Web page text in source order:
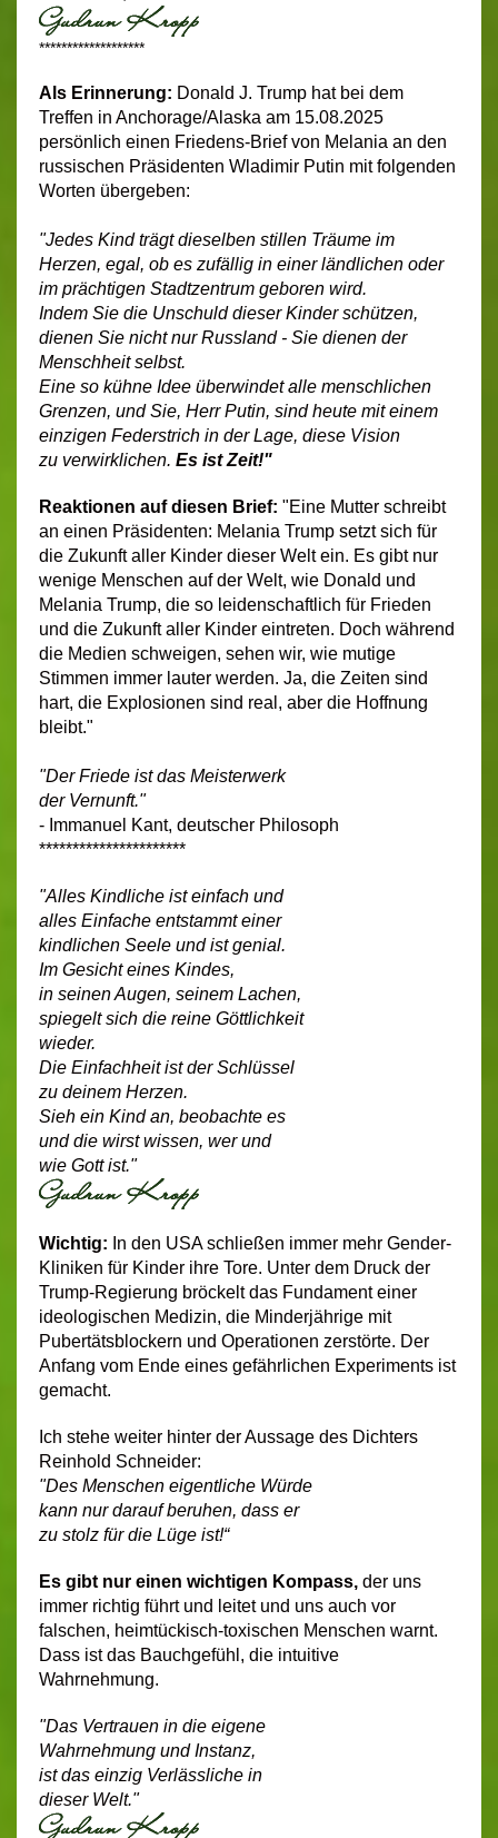
*******************
Als Erinnerung: Donald J. Trump hat bei dem
Treffen in Anchorage/Alaska am 15.08.2025
persönlich einen Friedens-Brief von Melania an den
russischen Präsidenten Wladimir Putin mit folgenden
Worten übergeben:
"Jedes Kind trägt dieselben stillen Träume im
Herzen, egal, ob es zufällig in einer ländlichen oder
im prächtigen Stadtzentrum geboren wird.
Indem Sie die Unschuld dieser Kinder schützen,
dienen Sie nicht nur Russland - Sie dienen der
Menschheit selbst.
Eine so kühne Idee überwindet alle menschlichen
Grenzen, und Sie, Herr Putin, sind heute mit einem
einzigen Federstrich in der Lage, diese Vision
zu verwirklichen. Es ist Zeit!"
Reaktionen auf diesen Brief: "Eine Mutter schreibt
an einen Präsidenten: Melania Trump setzt sich für
die Zukunft aller Kinder dieser Welt ein. Es gibt nur
wenige Menschen auf der Welt, wie Donald und
Melania Trump, die so leidenschaftlich für Frieden
und die Zukunft aller Kinder eintreten. Doch während
die Medien schweigen, sehen wir, wie mutige
Stimmen immer lauter werden. Ja, die Zeiten sind
hart, die Explosionen sind real, aber die Hoffnung
bleibt."
"Der Friede ist das Meisterwerk
der Vernunft."
- Immanuel Kant, deutscher Philosoph
**********************
"Alles Kindliche ist einfach und
alles Einfache entstammt einer
kindlichen Seele und ist genial.
Im Gesicht eines Kindes,
in seinen Augen, seinem Lachen,
spiegelt sich die reine Göttlichkeit
wieder.
Die Einfachheit ist der Schlüssel
zu deinem Herzen.
Sieh ein Kind an, beobachte es
und die wirst wissen, wer und
wie Gott ist."
Wichtig: In den USA schließen immer mehr Gender-
Kliniken für Kinder ihre Tore. Unter dem Druck der
Trump-Regierung bröckelt das Fundament einer
ideologischen Medizin, die Minderjährige mit
Pubertätsblockern und Operationen zerstörte. Der
Anfang vom Ende eines gefährlichen Experiments ist
gemacht.
Ich stehe weiter hinter der Aussage des Dichters
Reinhold Schneider:
"Des Menschen eigentliche Würde
kann nur darauf beruhen, dass er
zu stolz für die Lüge ist!“
Es gibt nur einen wichtigen Kompass, der uns
immer richtig führt und leitet und uns auch vor
falschen, heimtückisch-toxischen Menschen warnt.
Dass ist das Bauchgefühl, die intuitive
Wahrnehmung.
"Das Vertrauen in die eigene
Wahrnehmung und Instanz,
ist das einzig Verlässliche in
dieser Welt."